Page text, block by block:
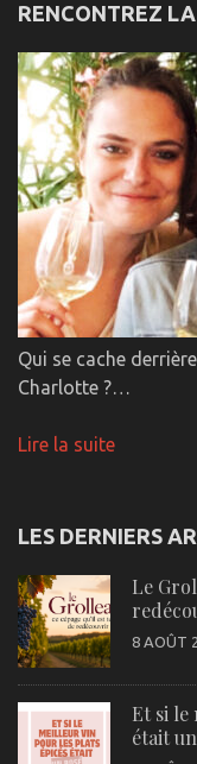
RENCONTREZ
Qui se cache
Charlotte ?…
Lire la suite
LES DERNIERS
Le
8 AOÛT
Et si le
était